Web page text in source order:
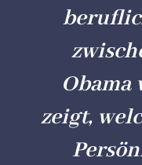
Obama
zeigt,